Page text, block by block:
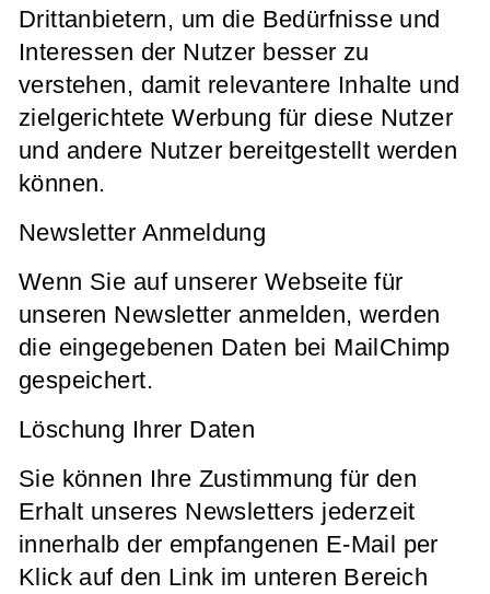
Drittanbietern, um die Bedürfnisse und
Interessen der Nutzer besser zu
verstehen, damit relevantere Inhalte und
zielgerichtete Werbung für diese Nutzer
und andere Nutzer bereitgestellt werden
können.
Newsletter Anmeldung
Wenn Sie auf unserer Webseite für
unseren Newsletter anmelden, werden
die eingegebenen Daten bei MailChimp
gespeichert.
Löschung Ihrer Daten
Sie können Ihre Zustimmung für den
Erhalt unseres Newsletters jederzeit
innerhalb der empfangenen E-Mail per
Klick auf den Link im unteren Bereich